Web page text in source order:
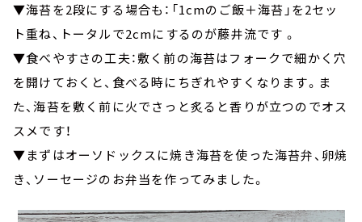
▼海苔を2段にする場合も：「1cmのご飯＋海苔」を2セッ
ト重ね、トータルで2cmにするのが藤井流です 。
▼食べやすさの工夫：敷く前の海苔はフォークで細かく穴
を開けておくと、食べる時にちぎれやすくなります。ま
た、海苔を敷く前に火でさっと炙ると香りが立つのでオス
スメです！
▼まずはオーソドックスに焼き海苔を使った海苔弁、卵焼
き、ソーセージのお弁当を作ってみました。